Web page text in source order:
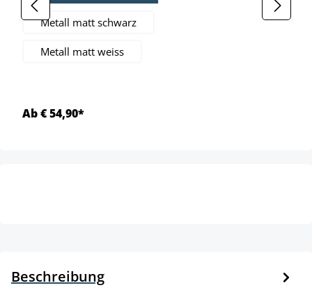
Metall matt schwarz
Metall matt weiss
Ab € 54,90*
Beschreibung